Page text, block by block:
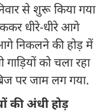
से शुरू किया गया
धीरे-धीरे आगे
निकलने की होड़ में
को चला रहा
पर जाम लग गया.
की अंधी होड़